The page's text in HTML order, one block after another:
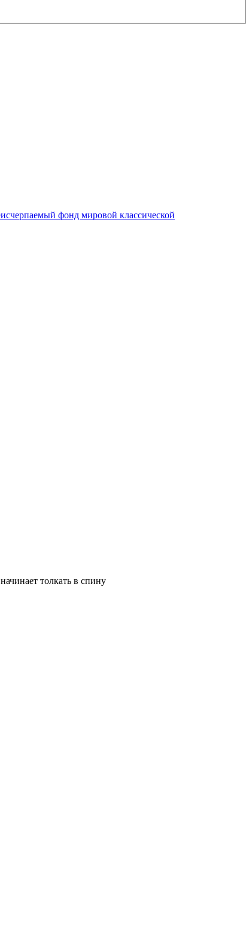
фонд мировой классической
толкать в спину